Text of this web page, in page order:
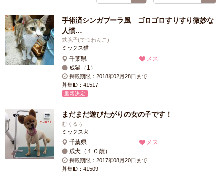
手術済シンガプーラ風 ゴロゴロすりすり微妙な
人慣…
鉄腕子(てつわんこ)
ミックス猫
千葉県
メス
成猫（1）
掲載期限：2018年02月28日まで
募集ID：41517
里親決定
まだまだ遊びたがりの女の子です！
むくるぅ
ミックス犬
千葉県
メス
成犬（１０歳）
掲載期限：2017年08月20日まで
募集ID：41509